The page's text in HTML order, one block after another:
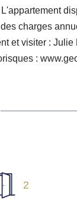
charges
et visiter :
:
2